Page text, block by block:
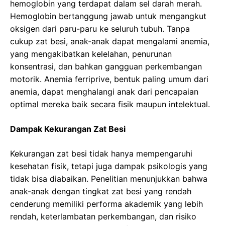
hemoglobin yang terdapat dalam sel darah merah.
Hemoglobin bertanggung jawab untuk mengangkut
oksigen dari paru-paru ke seluruh tubuh. Tanpa
cukup zat besi, anak-anak dapat mengalami anemia,
yang mengakibatkan kelelahan, penurunan
konsentrasi, dan bahkan gangguan perkembangan
motorik. Anemia ferriprive, bentuk paling umum dari
anemia, dapat menghalangi anak dari pencapaian
optimal mereka baik secara fisik maupun intelektual.
Dampak Kekurangan Zat Besi
Kekurangan zat besi tidak hanya mempengaruhi
kesehatan fisik, tetapi juga dampak psikologis yang
tidak bisa diabaikan. Penelitian menunjukkan bahwa
anak-anak dengan tingkat zat besi yang rendah
cenderung memiliki performa akademik yang lebih
rendah, keterlambatan perkembangan, dan risiko